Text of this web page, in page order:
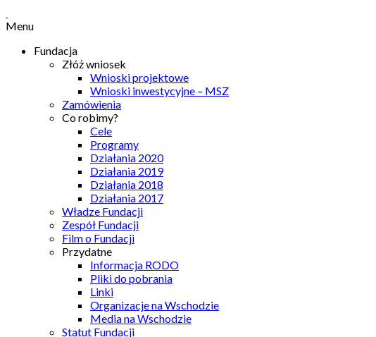
Menu
Fundacja
Złóż wniosek
Wnioski projektowe
Wnioski inwestycyjne – MSZ
Zamówienia
Co robimy?
Cele
Programy
Działania 2020
Działania 2019
Działania 2018
Działania 2017
Władze Fundacji
Zespół Fundacji
Film o Fundacji
Przydatne
Informacja RODO
Pliki do pobrania
Linki
Organizacje na Wschodzie
Media na Wschodzie
Statut Fundacji